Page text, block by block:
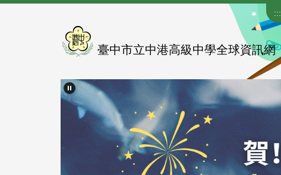
臺中市立中港高級中學全球資訊網
:::